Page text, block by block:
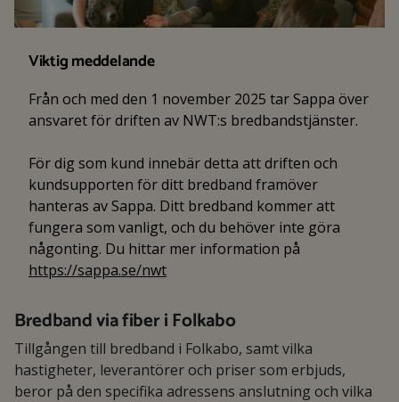
Viktig meddelande
Från och med den 1 november 2025 tar Sappa över
ansvaret för driften av NWT:s bredbandstjänster.
För dig som kund innebär detta att driften och
kundsupporten för ditt bredband framöver
hanteras av Sappa. Ditt bredband kommer att
fungera som vanligt, och du behöver inte göra
någonting. Du hittar mer information på
https://sappa.se/nwt
Bredband via fiber i Folkabo
Tillgången till bredband i Folkabo, samt vilka
hastigheter, leverantörer och priser som erbjuds,
beror på den specifika adressens anslutning och vilka